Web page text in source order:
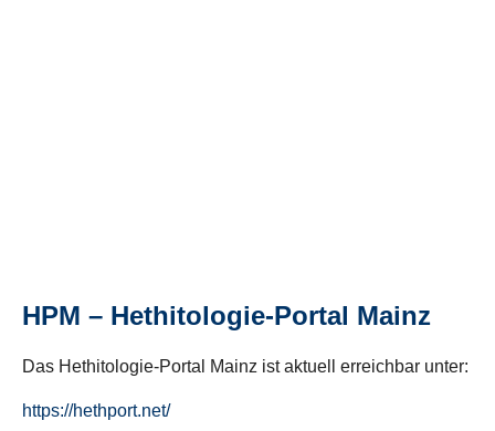
HPM – Hethitologie-Portal Mainz
Das Hethitologie-Portal Mainz ist aktuell erreichbar unter:
https://hethport.net/